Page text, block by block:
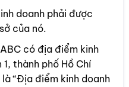
doanh phải được
của nó.
có địa điểm kinh
thành phố Hồ Chí
“Địa điểm kinh doanh